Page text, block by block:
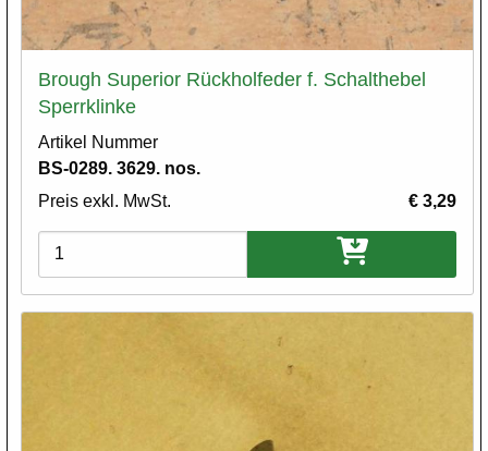
Brough Superior Rückholfeder f. Schalthebel
Sperrklinke
Artikel Nummer
BS-0289. 3629. nos.
Preis exkl. MwSt.
€ 3,29
Varianten